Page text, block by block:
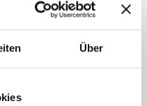
Über
exklusives Garn